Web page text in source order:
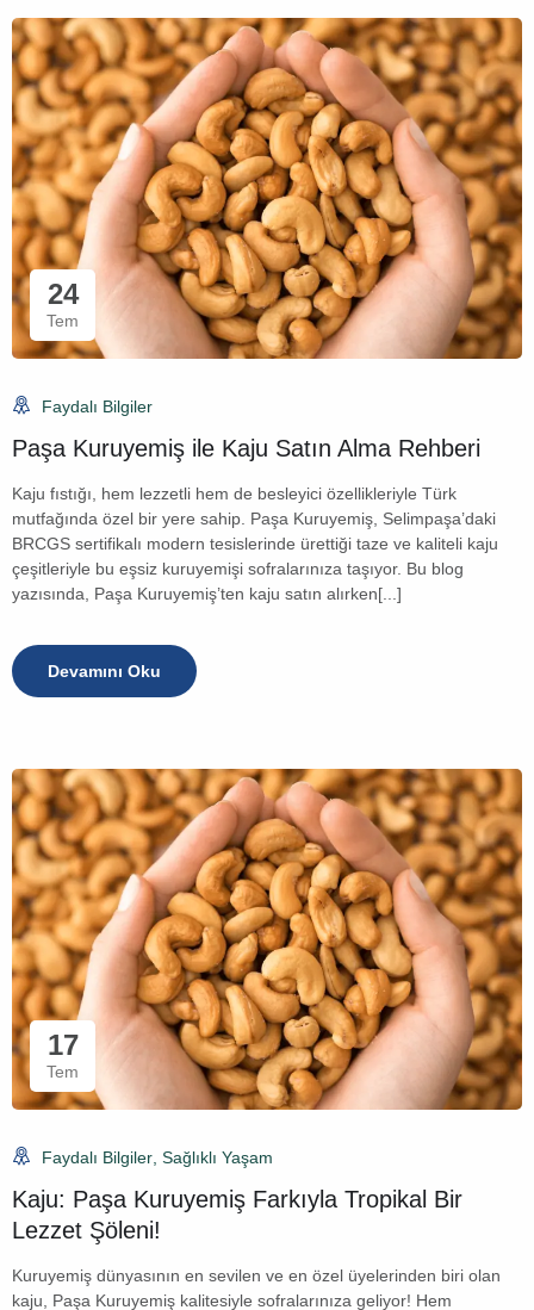
24
Tem
Faydalı Bilgiler
Paşa Kuruyemiş ile Kaju Satın Alma Rehberi
Kaju fıstığı, hem lezzetli hem de besleyici özellikleriyle Türk
mutfağında özel bir yere sahip. Paşa Kuruyemiş, Selimpaşa’daki
BRCGS sertifikalı modern tesislerinde ürettiği taze ve kaliteli kaju
çeşitleriyle bu eşsiz kuruyemişi sofralarınıza taşıyor. Bu blog
yazısında, Paşa Kuruyemiş’ten kaju satın alırken[...]
Devamını Oku
17
Tem
Faydalı Bilgiler Sağlıklı Yaşam
Kaju: Paşa Kuruyemiş Farkıyla Tropikal Bir
Lezzet Şöleni!
Kuruyemiş dünyasının en sevilen ve en özel üyelerinden biri olan
kaju, Paşa Kuruyemiş kalitesiyle sofralarınıza geliyor! Hem